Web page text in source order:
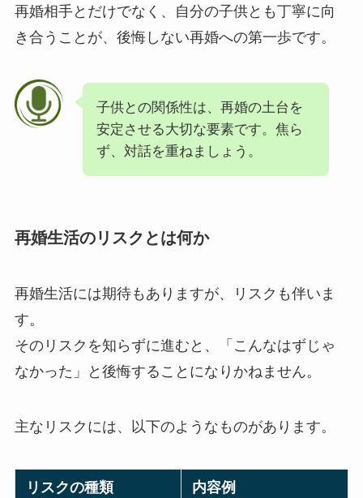
再婚相手とだけでなく、自分の子供とも丁寧に向
き合うことが、後悔しない再婚への第一歩です。
子供との関係性は、再婚の土台を
安定させる大切な要素です。焦ら
ず、対話を重ねましょう。
再婚生活のリスクとは何か
再婚生活には期待もありますが、リスクも伴いま
す。
そのリスクを知らずに進むと、「こんなはずじゃ
なかった」と後悔することになりかねません。
主なリスクには、以下のようなものがあります。
リスクの種類 内容例